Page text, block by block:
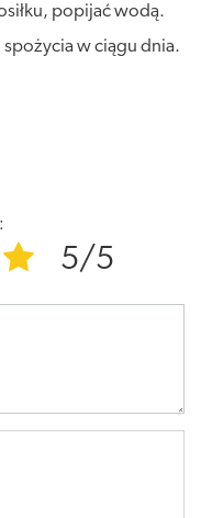
popijać wodą.
w ciągu dnia.
5/5